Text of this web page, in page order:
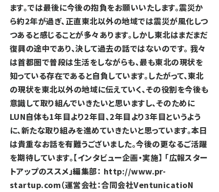
ます。では最後に今後の抱負をお願いいたします。震災か
ら約2年が過ぎ、正直東北以外の地域では震災が風化しつ
つあると感じることが多々あります。しかし東北はまだまだ
復興の途中であり、決して過去の話ではないのです。 我々
は首都圏で普段は生活をしながらも、最も東北の現状を
知っている存在であると自負しています。したがって、東北
の現状を東北以外の地域に伝えていく、その役割を今後も
意識して取り組んでいきたいと思いますし、そのために
LUN自体も1年目より2年目、2年目より3年目というよう
に、新たな取り組みを進めていきたいと思っています。本日
は貴重なお話を有難うございました。今後の更なるご活躍
を期待しています。【インタビュー企画・実施】 「広報スター
トアップのススメ」編集部： http://www.pr-
startup.com（運営会社：合同会社VentunicatioN